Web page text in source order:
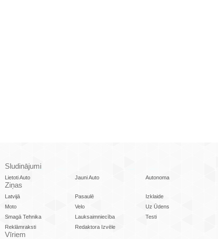
Sludinājumi
Lietoti Auto Jauni Auto Autonoma
Ziņas
Latvijā Pasaulē
Izklaide
Moto
Velo
Uz Ūdens
Smagā Tehnika
Lauksaimniecība
Testi
Reklāmraksti
Redaktora Izvēle
Vīriem